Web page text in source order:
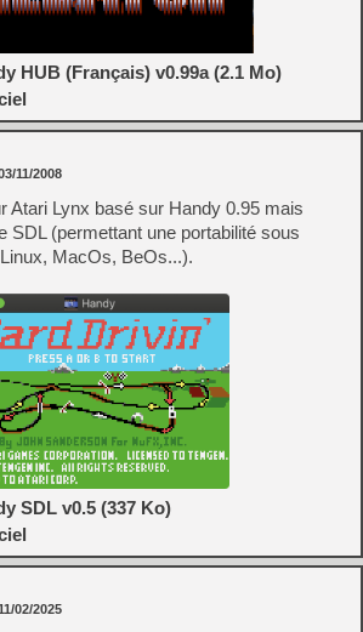
HUB (Français) v0.99a (2.1 Mo)
11/2008
Atari Lynx basé sur Handy 0.95 mais
SDL (permettant une portabilité sous
MacOs, BeOs...).
SDL v0.5 (337 Ko)
02/2025